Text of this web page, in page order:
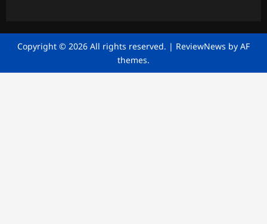
Copyright © 2026 All rights reserved. | ReviewNews by AF
themes.